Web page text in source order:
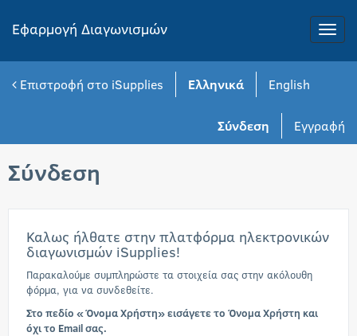
Toggle
Εφαρμογή Διαγωνισμών
Επιστροφή στο iSupplies Ελληνικά English
Εγγραφή
Σύνδεση
Σύνδεση
Καλως ήλθατε στην πλατφόρμα ηλεκτρονικών
διαγωνισμών iSupplies!
Παρακαλούμε συμπληρώστε τα στοιχεία σας στην ακόλουθη
φόρμα, για να συνδεθείτε.
Στο πεδίο «Όνομα Χρήστη» εισάγετε το Όνομα Χρήστη και
όχι το Email σας.